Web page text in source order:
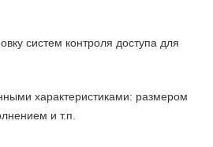
систем контроля доступа для
характеристиками: размером
и т.п.